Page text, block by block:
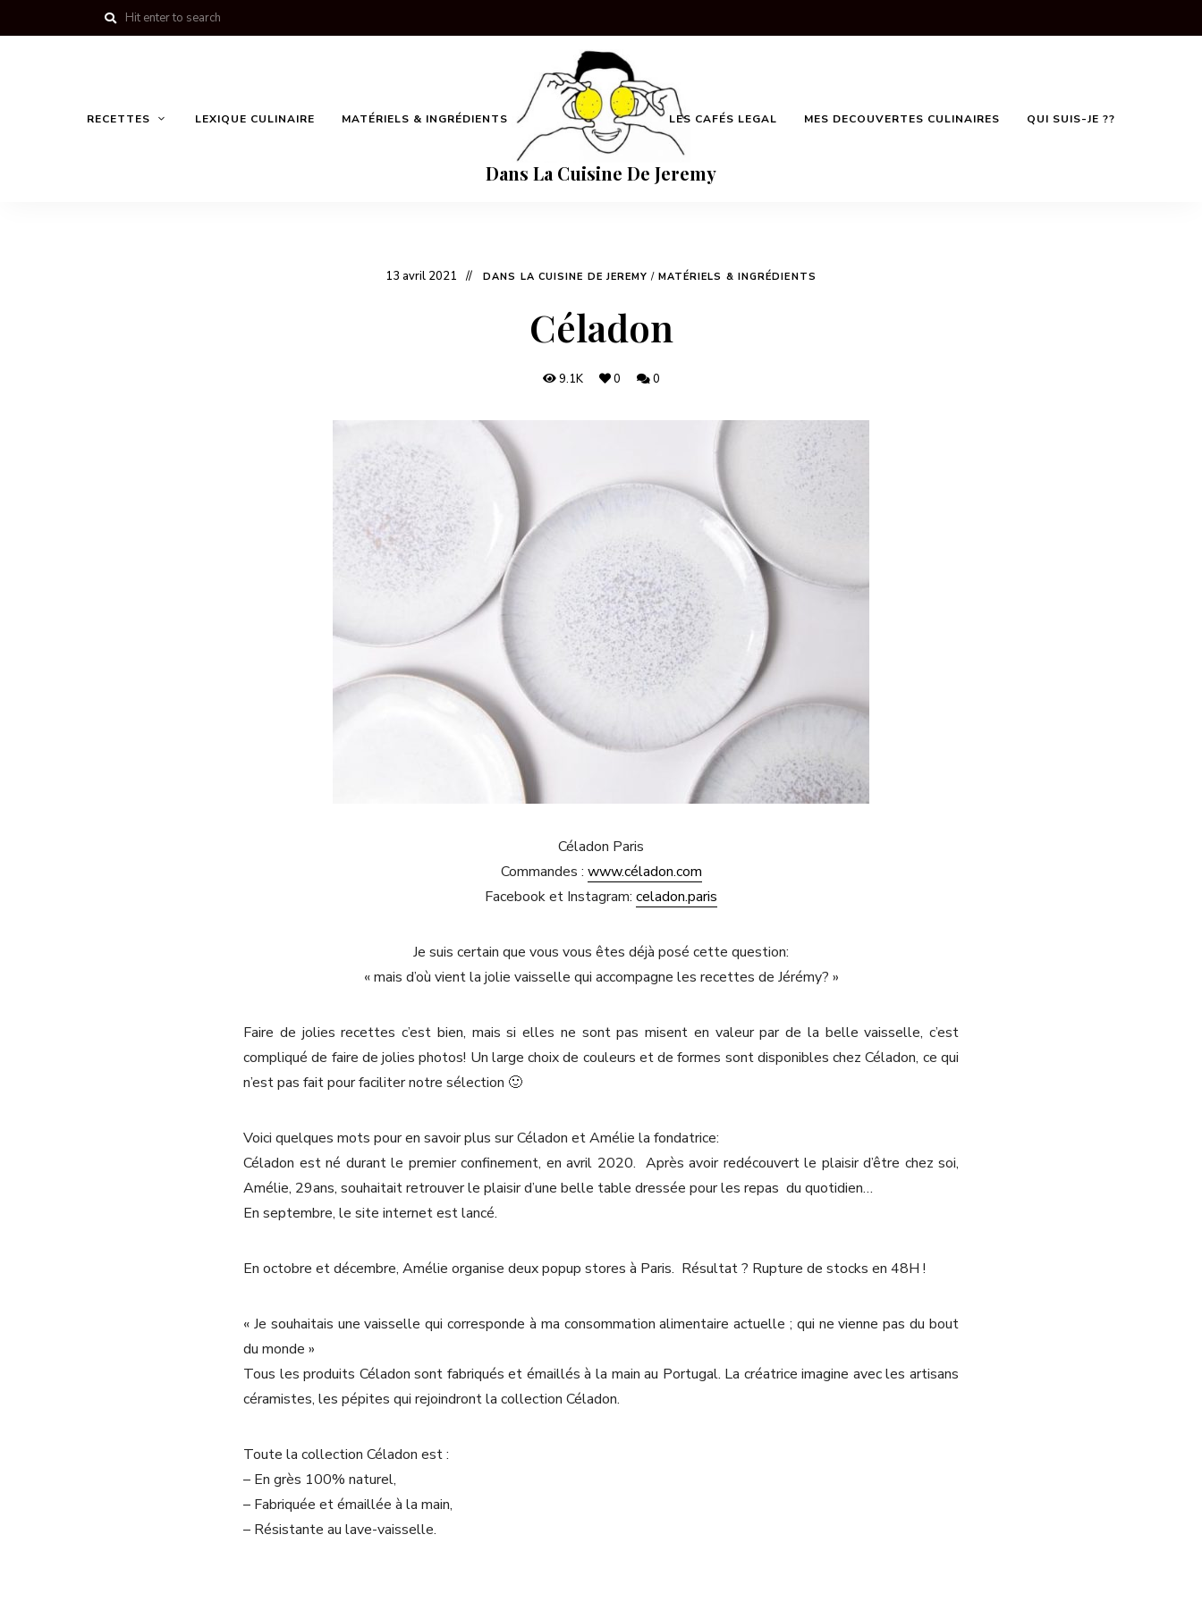
Dans La Cuisine De Jeremy
RECETTES LEXIQUE CULINAIRE MATÉRIELS & INGRÉDIENTS LES CAFÉS LEGAL MES DECOUVERTES CULINAIRES QUI SUIS-JE ??
13 avril 2021 DANS LA CUISINE DE JEREMY / MATÉRIELS & INGRÉDIENTS
Céladon
9.1K 0 0
Céladon Paris
Commandes : www.céladon.com
Facebook et Instagram: celadon.paris
Je suis certain que vous vous êtes déjà posé cette question:
« mais d’où vient la jolie vaisselle qui accompagne les recettes de Jérémy? »
Faire de jolies recettes c’est bien, mais si elles ne sont pas misent en valeur par de la belle vaisselle, c’est
compliqué de faire de jolies photos! Un large choix de couleurs et de formes sont disponibles chez Céladon, ce qui
n’est pas fait pour faciliter notre sélection 🙂
Voici quelques mots pour en savoir plus sur Céladon et Amélie la fondatrice:
Céladon est né durant le premier confinement, en avril 2020. Après avoir redécouvert le plaisir d’être chez soi,
Amélie, 29ans, souhaitait retrouver le plaisir d’une belle table dressée pour les repas du quotidien…
En septembre, le site internet est lancé.
En octobre etdécembre, Amélie organise deux popup stores à Paris. Résultat ? Rupture de stocks en 48H !
« Je souhaitais une vaisselle qui corresponde à ma consommation alimentaire actuelle ; qui ne vienne pas du bout
du monde »
Tous les produits Céladon sont fabriqués et émaillés à la main au Portugal. La créatrice imagine avec les artisans
céramistes, les pépites qui rejoindront la collection Céladon.
Toute la collection Céladon est :
– En grès 100% naturel,
– Fabriquée et émaillée à la main,
– Résistante au lave-vaisselle.